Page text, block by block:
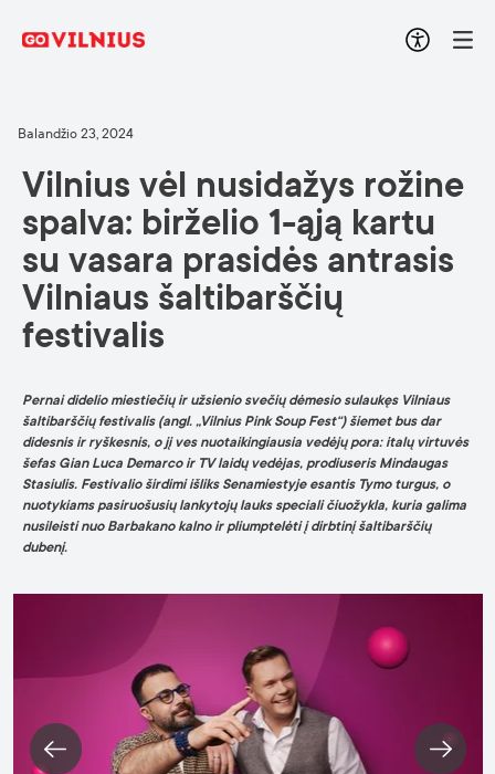
Balandžio 23, 2024
Vilnius vėl nusidažys rožine
spalva: birželio 1-ąją kartu
su vasara prasidės antrasis
Vilniaus šaltibarščių
festivalis
Pernai didelio miestiečių ir užsienio svečių dėmesio sulaukęs Vilniaus
šaltibarščių festivalis (angl. „Vilnius Pink Soup Fest“) šiemet bus dar
didesnis ir ryškesnis, o jį ves nuotaikingiausia vedėjų pora: italų virtuvės
šefas Gian Luca Demarco ir TV laidų vedėjas, prodiuseris Mindaugas
Stasiulis. Festivalio širdimi išliks Senamiestyje esantis Tymo turgus, o
nuotykiams pasiruošusių lankytojų lauks speciali čiuožykla, kuria galima
nusileisti nuo Barbakano kalno ir pliumptelėti į dirbtinį šaltibarščių
dubenį.